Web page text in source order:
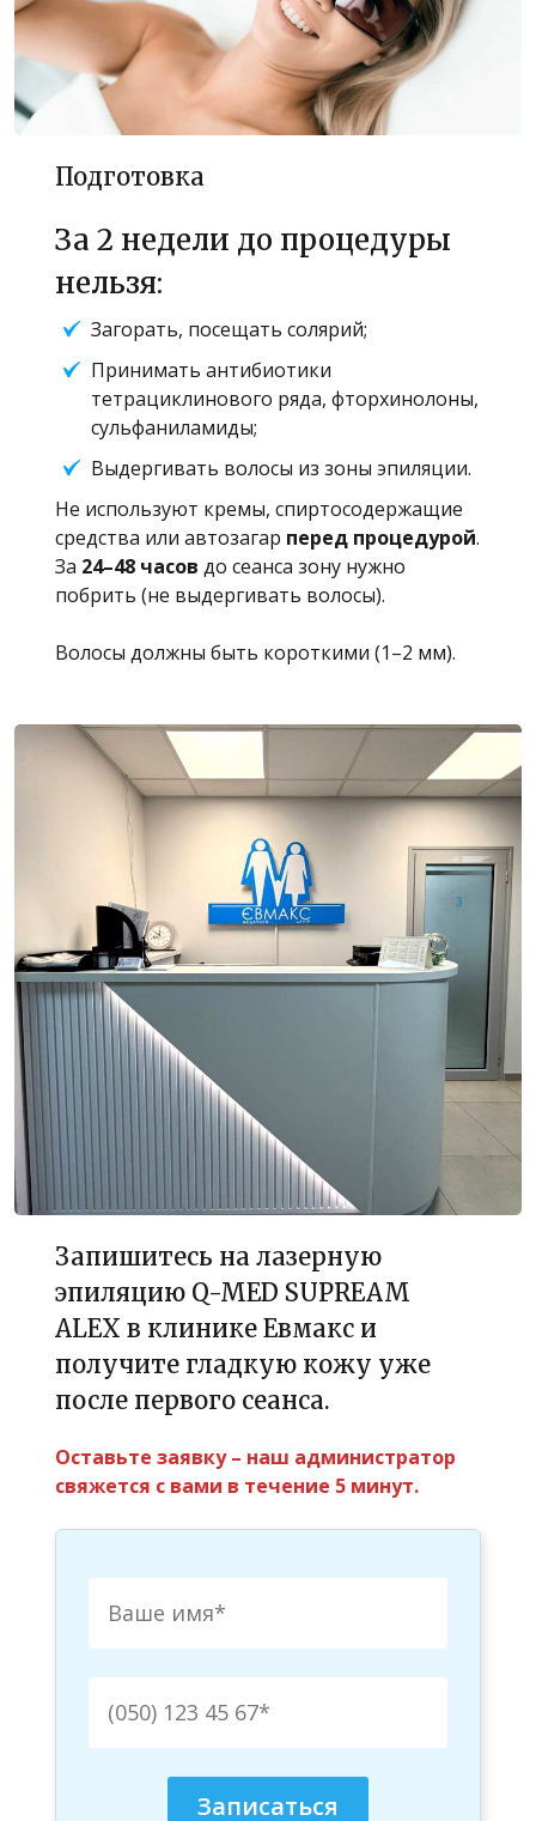
Подготовка
За 2 недели до процедуры
нельзя:
Загорать, посещать солярий;
Принимать антибиотики
тетрациклинового ряда, фторхинолоны,
сульфаниламиды;
Выдергивать волосы из зоны эпиляции.
Не используют кремы, спиртосодержащие
средства или автозагар перед процедурой.
За 24–48 часов до сеанса зону нужно
побрить (не выдергивать волосы).
Волосы должны быть короткими (1–2 мм).
Запишитесь на лазерную
эпиляцию Q-MED SUPREAM
ALEX в клинике Евмакс и
получите гладкую кожу уже
после первого сеанса.
Оставьте заявку – наш администратор
свяжется с вами в течение 5 минут.